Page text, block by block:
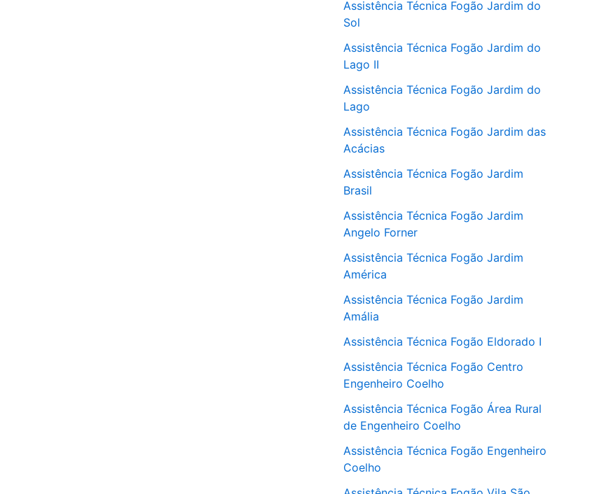
Assistência Técnica Fogão Jardim do
Sol
Assistência Técnica Fogão Jardim do
Lago II
Assistência Técnica Fogão Jardim do
Lago
Assistência Técnica Fogão Jardim das
Acácias
Assistência Técnica Fogão Jardim
Brasil
Assistência Técnica Fogão Jardim
Angelo Forner
Assistência Técnica Fogão Jardim
América
Assistência Técnica Fogão Jardim
Amália
Assistência Técnica Fogão Eldorado I
Assistência Técnica Fogão Centro
Engenheiro Coelho
Assistência Técnica Fogão Área Rural
de Engenheiro Coelho
Assistência Técnica Fogão Engenheiro
Coelho